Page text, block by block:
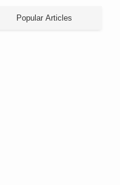
Popular Articles